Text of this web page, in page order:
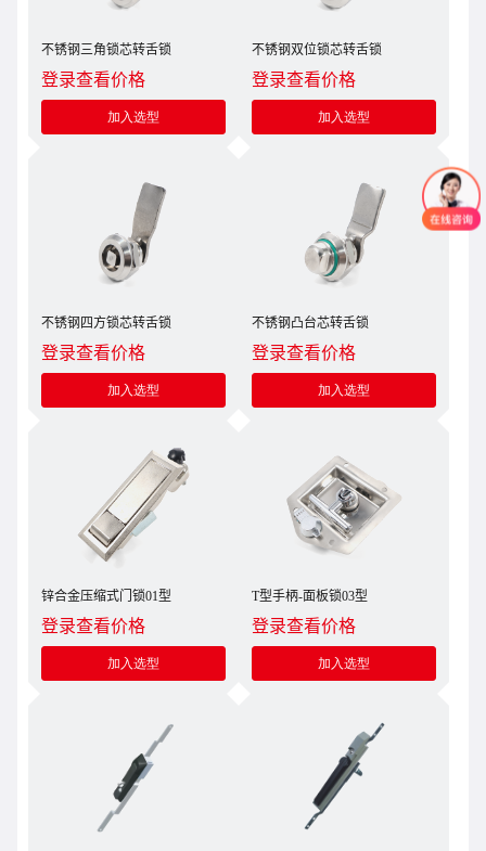
不锈钢三角锁芯转舌锁
登录查看价格
加入选型
不锈钢双位锁芯转舌锁
登录查看价格
加入选型
不锈钢四方锁芯转舌锁
登录查看价格
加入选型
不锈钢凸台芯转舌锁
登录查看价格
加入选型
锌合金压缩式门锁01型
登录查看价格
加入选型
T型手柄-面板锁03型
登录查看价格
加入选型